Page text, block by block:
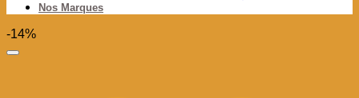
Nos Marques
-14%